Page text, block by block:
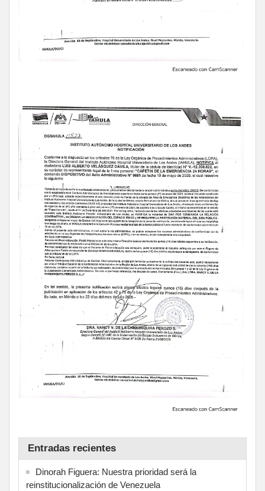
Entradas recientes
Dinorah Figuera: Nuestra prioridad será la
reinstitucionalización de Venezuela